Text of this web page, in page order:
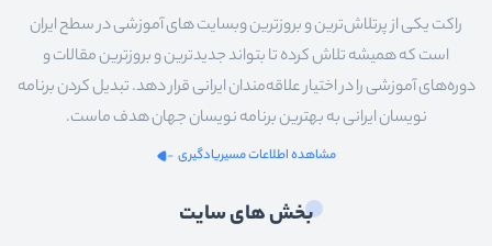
راکت یکی از پرتلاش‌ترین و بروزترین وبسایت های آموزشی در سطح ایران
است که همیشه تلاش کرده تا بتواند جدیدترین و بروزترین مقالات و
دوره‌های آموزشی را در اختیار علاقه‌مندان ایرانی قرار دهد. تبدیل کردن برنامه
نویسان ایرانی به بهترین برنامه نویسان جهان هدف ماست.
مشاهده اطلاعات مسیریادگیری
بخش های سایت